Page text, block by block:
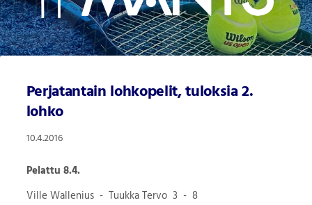
Perjatantain lohkopelit, tuloksia 2.
lohko
10.4.2016
Pelattu 8.4.
Ville Wallenius - Tuukka Tervo 3 - 8